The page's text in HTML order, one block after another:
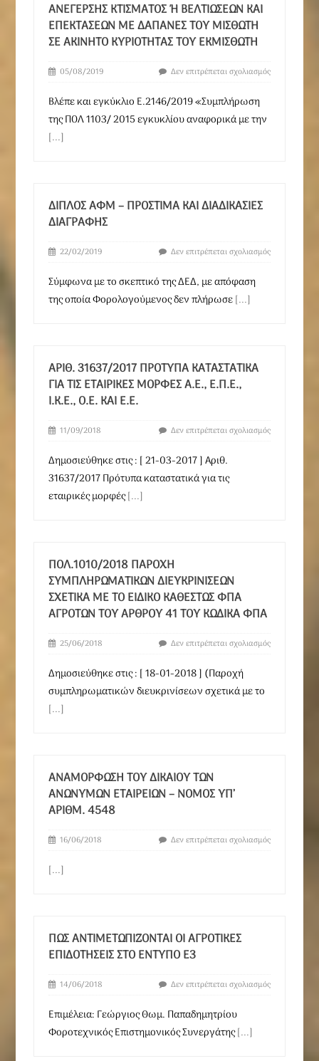
ΑΝΈΓΕΡΣΗΣ ΚΤΊΣΜΑΤΟΣ Ή ΒΕΛΤΙΏΣΕΩΝ ΚΑΙ Ε
ΠΕΚΤΆΣΕΩΝ ΜΕ ΔΑΠΆΝΕΣ ΤΟΥ ΜΙΣΘΩΤΉ Σ
Ε ΑΚΊΝΗΤΟ ΚΥΡΙΌΤΗΤΑΣ ΤΟΥ ΕΚΜΙΣΘΩΤΉ
05/08/2019 Δεν επιτρέπεται σχολιασμός
Βλέπε και εγκύκλιο Ε.2146/2019 «Συμπλήρωση
της ΠΟΛ 1103/ 2015 εγκυκλίου αναφορικά με την
[...]
ΔΙΠΛΌΣ ΑΦΜ – ΠΡΌΣΤΙΜΑ ΚΑΙ ΔΙΑΔΙΚΑΣΊΕΣ
ΔΙΑΓΡΑΦΉΣ
22/02/2019 Δεν επιτρέπεται σχολιασμός
Σύμφωνα με το σκεπτικό της ΔΕΔ, με απόφαση
της οποία Φορολογούμενος δεν πλήρωσε[...]
ΑΡΙΘ. 31637/2017 ΠΡΌΤΥΠΑ ΚΑΤΑΣΤΑΤΙΚΆ
ΓΙΑ ΤΙΣ ΕΤΑΙΡΙΚΈΣ ΜΟΡΦΈΣ Α.Ε., Ε.Π.Ε.,
Ι.Κ.Ε., Ο.Ε. ΚΑΙ Ε.Ε.
11/09/2018 Δεν επιτρέπεται σχολιασμός
Δημοσιεύθηκε στις : [ 21-03-2017 ] Αριθ.
31637/2017 Πρότυπα καταστατικά για τις
εταιρικές μορφές[...]
ΠΟΛ.1010/2018 ΠΑΡΟΧΉ
ΣΥΜΠΛΗΡΩΜΑΤΙΚΏΝ ΔΙΕΥΚΡΙΝΊΣΕΩΝ
ΣΧΕΤΙΚΆ ΜΕ ΤΟ ΕΙΔΙΚΌ ΚΑΘΕΣΤΏΣ ΦΠΑ
ΑΓΡΟΤΏΝ ΤΟΥ ΆΡΘΡΟΥ 41 ΤΟΥ ΚΏΔΙΚΑ ΦΠΑ
25/06/2018 Δεν επιτρέπεται σχολιασμός
Δημοσιεύθηκε στις : [ 18-01-2018 ] (Παροχή
συμπληρωματικών διευκρινίσεων σχετικά με το
[...]
ΑΝΑΜΌΡΦΩΣΗ ΤΟΥ ΔΙΚΑΊΟΥ ΤΩΝ
ΑΝΩΝΎΜΩΝ ΕΤΑΙΡΕΙΏΝ – NOMOΣ ΥΠ’
ΑΡΙΘΜ. 4548
16/06/2018 Δεν επιτρέπεται σχολιασμός
[...]
ΠΩΣ ΑΝΤΙΜΕΤΩΠΊΖΟΝΤΑΙ ΟΙ ΑΓΡΟΤΙΚΈΣ
ΕΠΙΔΟΤΉΣΕΙΣ ΣΤΟ ΈΝΤΥΠΟ E3
14/06/2018 Δεν επιτρέπεται σχολιασμός
Επιμέλεια: Γεώργιος Θωμ. Παπαδημητρίου
Φοροτεχνικός Επιστημονικός Συνεργάτης[...]